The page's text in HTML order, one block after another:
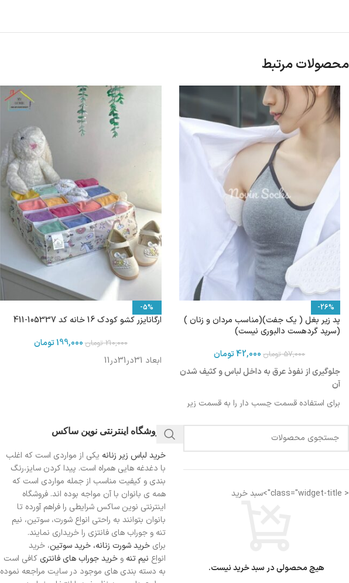
محصولات مرتبط
-26%
پد زیر بغل ( یک جفت)(مناسب مردان و زنان )
(سرپد گردهست دالبوری نیست)
57,000 تومان 42,000تومان
جلوگیری از نفوذ عرق به داخل لباس و کثیف شدن
آن
برای استفاده قسمت چسب دار را به قسمت زیر
برای آشنایی با شیوه استفاده ویدیو زیر را مشاهده
کنید
-5%
ارگانایزر کشو کودک 16 خانه کد 105337-411
210,000 تومان 199,000تومان
ابعاد 31در31در11
< class="widget-title">سبد خرید
هیچ محصولی در سبد خرید نیست.
فروشگاه اینترنتی نوین ساکس
خرید لباس زیر زنانه یکی از مواردی است که اغلب
با دغدغه هایی همراه است. پیدا کردن سایز،رنگ
بندی و کیفیت مناسب از جمله مواردی است که
همه ی بانوان با آن مواجه بوده اند. فروشگاه
اینترنتی نوین ساکس شرایطی را فراهم آورده تا
بانوان بتوانند به راحتی انواع شورت، سوتین، نیم
تنه و جوراب های فانتزی را خریداری نمایند.
برای خرید شورت زنانه، خرید سوتین، خرید
انواع نیم تنه و خرید جوراب های فانتری کافی است
به دسته بندی های موجود در سایت مراجعه نموده